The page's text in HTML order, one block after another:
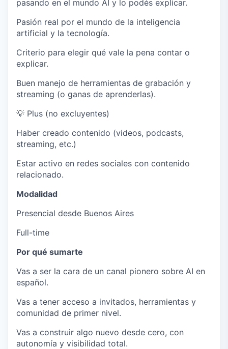
pasando en el mundo AI y lo podés explicar.
Pasión real por el mundo de la inteligencia
artificial y la tecnología.
Criterio para elegir qué vale la pena contar o
explicar.
Buen manejo de herramientas de grabación y
streaming (o ganas de aprenderlas).
💡 Plus (no excluyentes)
Haber creado contenido (videos, podcasts,
streaming, etc.)
Estar activo en redes sociales con contenido
relacionado.
Modalidad
Presencial desde Buenos Aires
Full-time
Por qué sumarte
Vas a ser la cara de un canal pionero sobre AI en
español.
Vas a tener acceso a invitados, herramientas y
comunidad de primer nivel.
Vas a construir algo nuevo desde cero, con
autonomía y visibilidad total.